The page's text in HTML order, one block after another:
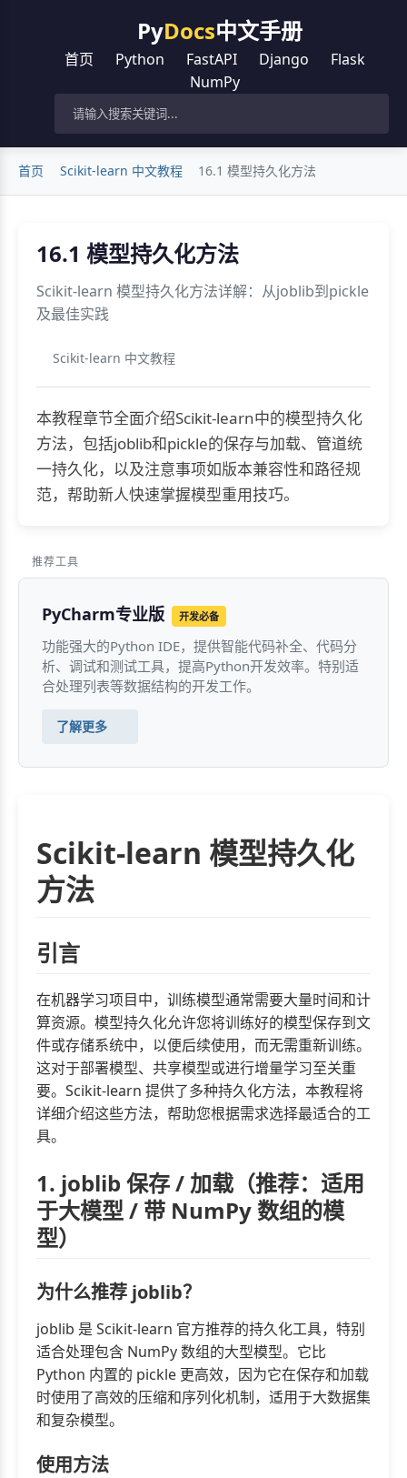
PyDocs中文手册
首页 Python FastAPI Django
Flask
NumPy
首页 Scikit-learn 中文教程 16.1 模型持久化方法
16.1 模型持久化方法
Scikit-learn 模型持久化方法详解：从joblib到pickle
及最佳实践
Scikit-learn 中文教程
本教程章节全面介绍Scikit-learn中的模型持久化
方法，包括joblib和pickle的保存与加载、管道统
一持久化，以及注意事项如版本兼容性和路径规
范，帮助新人快速掌握模型重用技巧。
推荐工具
PyCharm专业版 开发必备
功能强大的Python IDE，提供智能代码补全、代码分
析、调试和测试工具，提高Python开发效率。特别适
合处理列表等数据结构的开发工作。
了解更多
Scikit-learn 模型持久化
方法
引言
在机器学习项目中，训练模型通常需要大量时间和计
算资源。模型持久化允许您将训练好的模型保存到文
件或存储系统中，以便后续使用，而无需重新训练。
这对于部署模型、共享模型或进行增量学习至关重
要。Scikit-learn 提供了多种持久化方法，本教程将
详细介绍这些方法，帮助您根据需求选择最适合的工
具。
1. joblib 保存 / 加载（推荐：适用
于大模型 / 带 NumPy 数组的模
型）
为什么推荐 joblib？
joblib 是 Scikit-learn 官方推荐的持久化工具，特别
适合处理包含 NumPy 数组的大型模型。它比
Python 内置的 pickle 更高效，因为它在保存和加载
时使用了高效的压缩和序列化机制，适用于大数据集
和复杂模型。
使用方法